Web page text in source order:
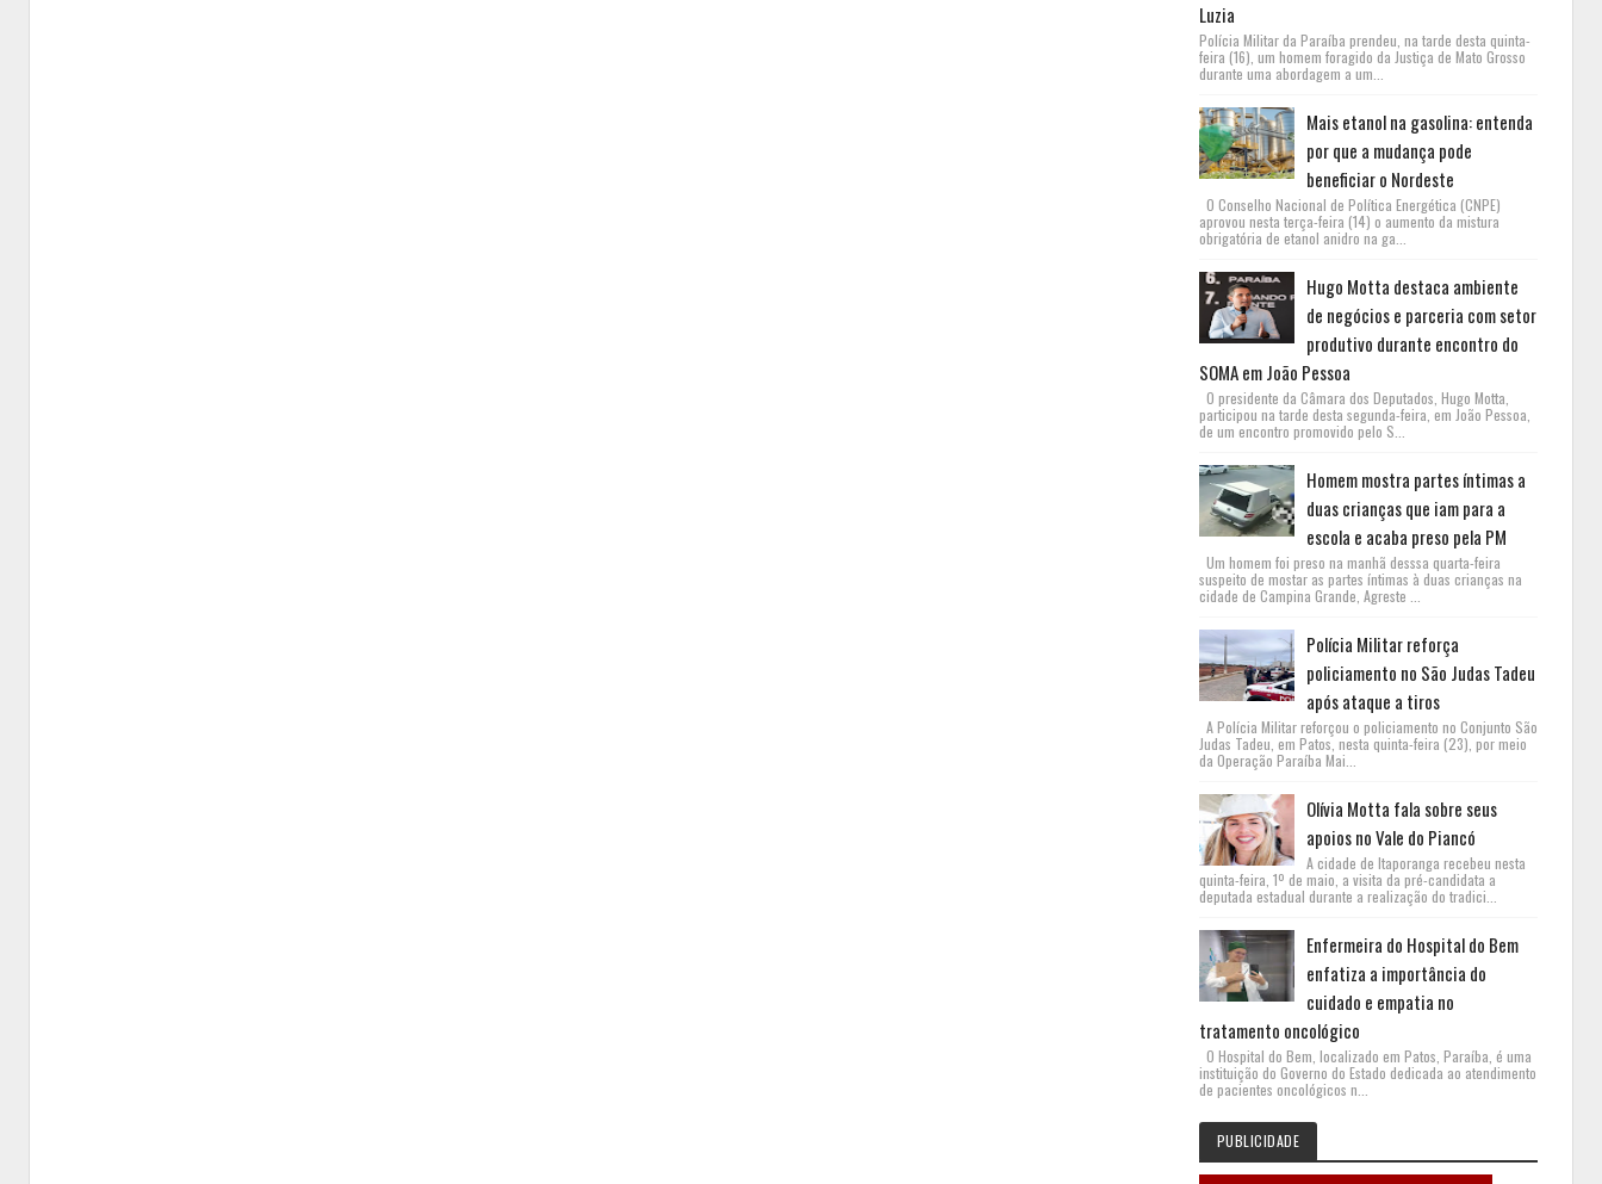
Luzia
Polícia Militar da Paraíba prendeu, na tarde desta quinta-
feira (16), um homem foragido da Justiça de Mato Grosso
durante uma abordagem a um...
Mais etanol na gasolina: entenda
por que a mudança pode
beneficiar o Nordeste
O Conselho Nacional de Política Energética (CNPE)
aprovou nesta terça-feira (14) o aumento da mistura
obrigatória de etanol anidro na ga...
Hugo Motta destaca ambiente
de negócios e parceria com setor
produtivo durante encontro do
SOMA em João Pessoa
O presidente da Câmara dos Deputados, Hugo Motta,
participou na tarde desta segunda-feira, em João Pessoa,
de um encontro promovido pelo S...
Homem mostra partes íntimas a
duas crianças que iam para a
escola e acaba preso pela PM
Um homem foi preso na manhã desssa quarta-feira
suspeito de mostar as partes íntimas à duas crianças na
cidade de Campina Grande, Agreste ...
Polícia Militar reforça
policiamento no São Judas Tadeu
após ataque a tiros
A Polícia Militar reforçou o policiamento no Conjunto São
Judas Tadeu, em Patos, nesta quinta-feira (23), por meio
da Operação Paraíba Mai...
Olívia Motta fala sobre seus
apoios no Vale do Piancó
A cidade de Itaporanga recebeu nesta
quinta-feira, 1º de maio, a visita da pré-candidata a
deputada estadual durante a realização do tradici...
Enfermeira do Hospital do Bem
enfatiza a importância do
cuidado e empatia no
tratamento oncológico
O Hospital do Bem, localizado em Patos, Paraíba, é uma
instituição do Governo do Estado dedicada ao atendimento
de pacientes oncológicos n...
PUBLICIDADE